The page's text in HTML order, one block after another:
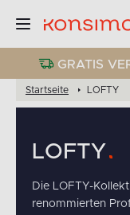
GRATIS
Startseite LOFTY
LOFTY
Die LOFTY-
renommierten